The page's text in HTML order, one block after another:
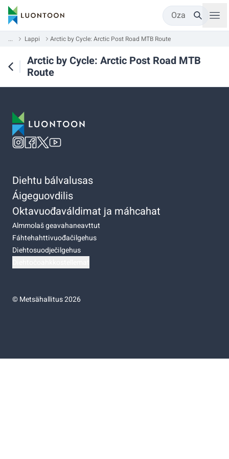
Oza
... Lappi Arctic by Cycle: Arctic Post Road MTB Route
Arctic by Cycle: Arctic Post Road MTB
Route
Diehtu bálvalusas
Áigeguovdilis
Oktavuođaváldimat ja máhcahat
Almmolaš geavahaneavttut
Fáhtehahttivuođačilgehus
Diehtosuodječilgehus
©Metsähallitus 2026